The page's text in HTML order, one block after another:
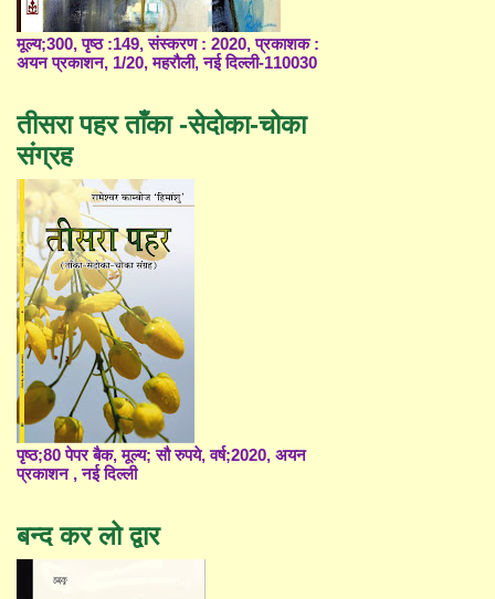
मूल्य;300, पृष्ठ :149, संस्करण : 2020, प्रकाशक :
अयन प्रकाशन, 1/20, महरौली, नई दिल्ली-110030
तीसरा पहर ताँका -सेदोका-चोका
संग्रह
पृष्ठ;80 पेपर बैक, मूल्य; सौ रुपये, वर्ष;2020, अयन
प्रकाशन , नई दिल्ली
बन्द कर लो द्वार